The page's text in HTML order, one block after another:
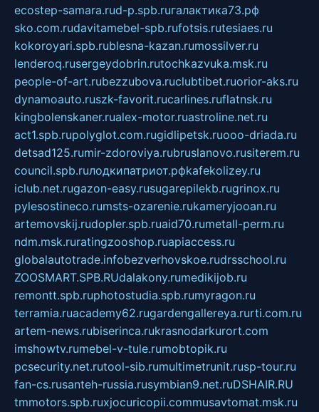
ecostep-samara.rud-p.spb.ruгалактика73.рф
sko.com.rudavitamebel-spb.rufotsis.rutesiaes.ru
kokoroyari.spb.rublesna-kazan.rumossilver.ru
lenderoq.rusergeydobrin.rutochkazvuka.msk.ru
people-of-art.rubezzubova.ruclubtibet.ruorior-aks.ru
dynamoauto.ruszk-favorit.rucarlines.ruflatnsk.ru
kingbolenskaner.rualex-motor.ruastroline.net.ru
act1.spb.rupolyglot.com.rugidlipetsk.ruooo-driada.ru
detsad125.rumir-zdoroviya.rubruslanovo.rusiterem.ru
council.spb.ruлодкипатриот.рфkafekolizey.ru
iclub.net.rugazon-easy.rusugarepilekb.rugrinox.ru
pylesostineco.rumsts-ozarenie.rukameryjooan.ru
artemovskij.rudopler.spb.ruaid70.rumetall-perm.ru
ndm.msk.ruratingzooshop.ruapiaccess.ru
globalautotrade.infobezverhovskoe.rudrsschool.ru
ZOOSMART.SPB.RUdalakony.rumedikijob.ru
remontt.spb.ruphotostudia.spb.rumyragon.ru
terramia.ruacademy62.rugardengallereya.rurti.com.ru
artem-news.rubiserinca.rukrasnodarkurort.com
imshowtv.rumebel-v-tule.rumobtopik.ru
pcsecurity.net.rutool-sib.rumultimetrunit.rusp-tour.ru
fan-cs.rusanteh-russia.rusymbian9.net.ruDSHAIR.RU
tmmotors.spb.ruxjocuricopii.commusavtomat.msk.ru